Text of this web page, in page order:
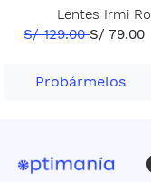
Lentes Irmi
S/ 129.00S/ 79.00
Probármelos